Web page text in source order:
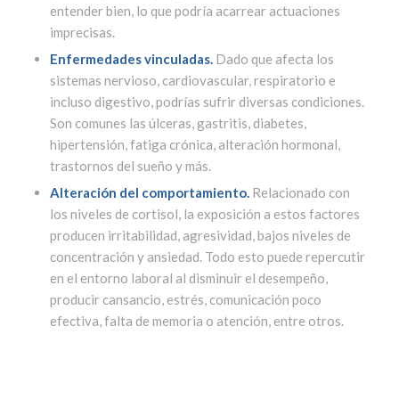
entender bien, lo que podría acarrear actuaciones
imprecisas.
Enfermedades vinculadas.Dado que afecta los
sistemas nervioso, cardiovascular, respiratorio e
incluso digestivo, podrías sufrir diversas condiciones.
Son comunes las úlceras, gastritis, diabetes,
hipertensión, fatiga crónica, alteración hormonal,
trastornos del sueño y más.
Alteración del comportamiento.Relacionado con
los niveles de cortisol, la exposición a estos factores
producen irritabilidad, agresividad, bajos niveles de
concentración y ansiedad. Todo esto puede repercutir
en el entorno laboral al disminuir el desempeño,
producir cansancio, estrés, comunicación poco
efectiva, falta de memoria o atención, entre otros.